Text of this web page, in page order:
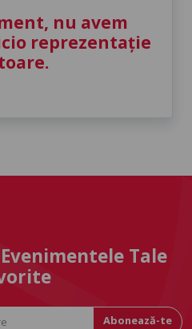
nu avem
reprezentație
Tale
Abonează-te